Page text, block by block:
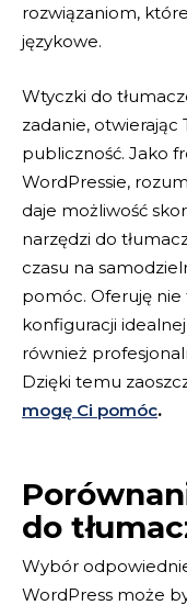
rozwiązaniom,
językowe.
Wtyczki do
zadanie, otwierając
publiczność. Jako
WordPressie,
daje możliwość
narzędzi do
czasu na
pomóc. Oferuję
konfiguracji
również
Dzięki temu
mogę Ci pomóc.
do
Wybór
WordPress może